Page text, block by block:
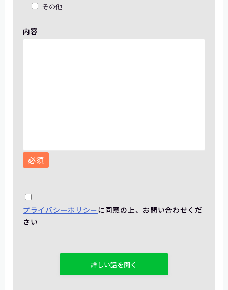
その他
内容
必須
プライバシーポリシーに同意の上、お問い合わせくだ
さい